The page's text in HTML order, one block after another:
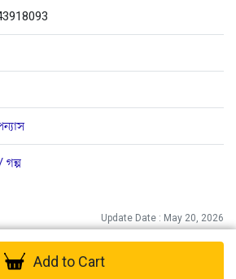
গল্প
Update Date : May 20, 2026
Add to Cart